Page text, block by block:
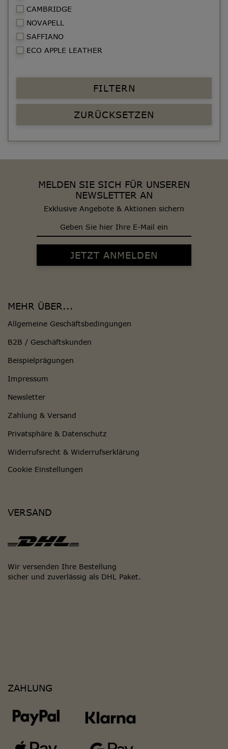
CAMBRIDGE
NOVAPELL
SAFFIANO
ECO APPLE LEATHER
FILTERN
ZURÜCKSETZEN
MELDEN SIE SICH FÜR UNSEREN
NEWSLETTER AN
Exklusive Angebote & Aktionen sichern
MEHR ÜBER...
Allgemeine Geschäftsbedingungen
B2B / Geschäftskunden
Beispielprägungen
Impressum
Newsletter
Zahlung & Versand
Privatsphäre & Datenschutz
Widerrufsrecht & Widerrufserklärung
Cookie Einstellungen
VERSAND
Wir versenden Ihre Bestellung
sicher und zuverlässig als DHL Paket.
ZAHLUNG